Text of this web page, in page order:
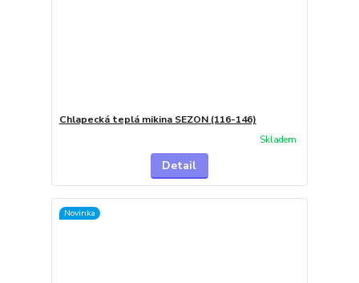
Chlapecká teplá mikina SEZON (116-146)
Skladem
Detail
Novinka